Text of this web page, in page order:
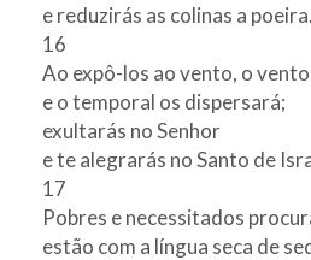
e reduzirás as colinas a poeira.
16
Ao expô-los ao vento, o
e o temporal os dispersará;
exultarás no Senhor
e te alegrarás no Santo de
17
Pobres e necessitados
estão com a língua seca de